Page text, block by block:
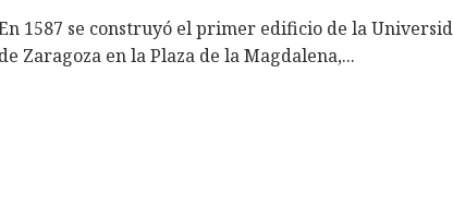
1587 se construyó el primer edificio de la
de Zaragoza en la Plaza de la Magdalena,...